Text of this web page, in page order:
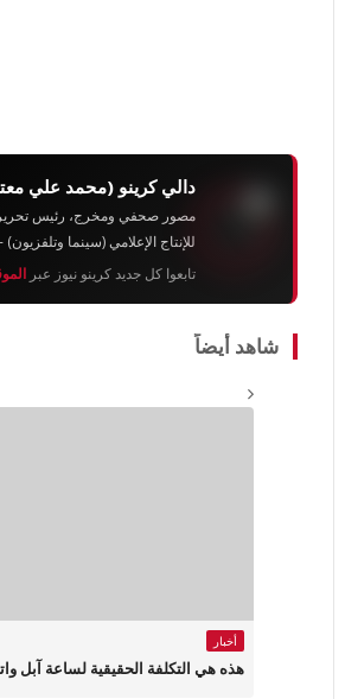
دالي كرينو (محمد علي
مصور صحفي ومخرج، رئيس
للإنتاج الإعلامي (سينما وتلفزيون) - CarinoTV
تابعوا كل جديد كرينو نيوز عبر
شاهد أيضاً
أخبار
هذه هي التكلفة الحقيقية لساعة آبل